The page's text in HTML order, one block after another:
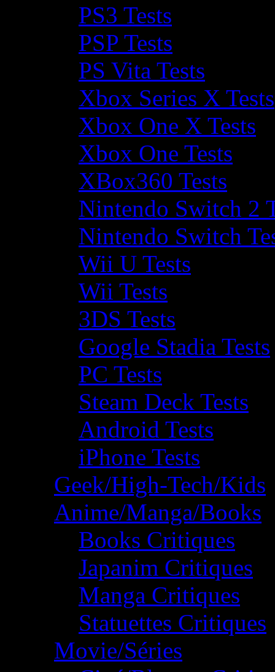
PS3 Tests
PSP Tests
PS Vita Tests
Xbox Series X Tests
Xbox One X Tests
Xbox One Tests
XBox360 Tests
Nintendo Switch 2
Nintendo Switch
Wii U Tests
Wii Tests
3DS Tests
Google Stadia Tests
PC Tests
Steam Deck Tests
Android Tests
iPhone Tests
Geek/High-Tech/Kids
Anime/Manga/Books
Books Critiques
Japanim Critiques
Manga Critiques
Statuettes Critiques
Movie/Séries